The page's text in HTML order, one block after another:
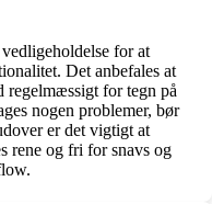
for at
Det anbefales at
regelmæssigt for tegn på
nogen problemer, bør
er det vigtigt at
rene og fri for snavs og